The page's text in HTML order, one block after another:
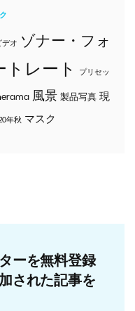
デオ ゾナー・フォ
トレート プリセッ
風景 製品写真 現
年秋 マスク
ーを無料登録
された記事を